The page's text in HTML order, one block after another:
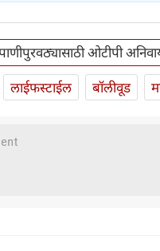
ओटीपी
लाईफस्टाईल बॉलीवूड